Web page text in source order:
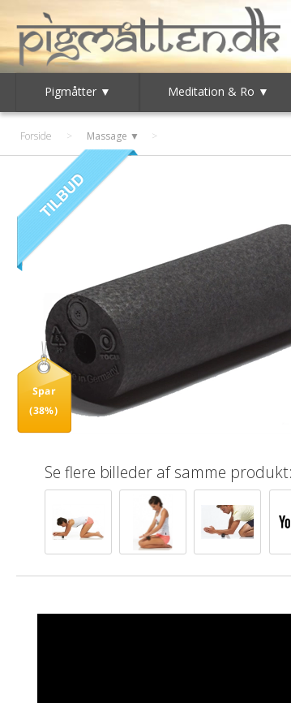
Pigmåtter ▼ Meditation & Ro ▼
Forside > Massage ▼
Spar
(38%)
Se flere billeder af samme produkt: